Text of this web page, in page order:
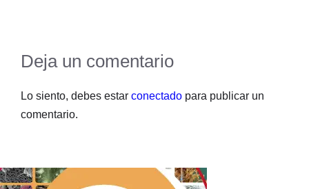
Deja un comentario
Lo siento, debes estar conectado para publicar un
comentario.